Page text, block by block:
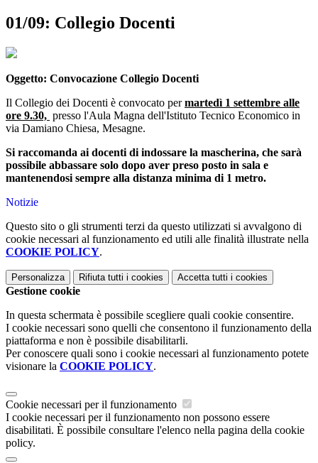
01/09: Collegio Docenti
Oggetto: Convocazione Collegio Docenti
Il Collegio dei Docenti è convocato permartedì 1 settembre alle
ore 9.30, presso l'Aula Magna dell'Istituto Tecnico Economico in
via Damiano Chiesa, Mesagne.
Si raccomanda ai docenti di indossare la mascherina, che sarà
possibile abbassare solo dopo aver preso posto in sala e
mantenendosi sempre alla distanza minima di 1 metro.
Notizie
Questo sito o gli strumenti terzi da questo utilizzati si avvalgono di
cookie necessari al funzionamento ed utili alle finalità illustrate nella
COOKIE POLICY.
Personalizza Rifiuta tutti i cookies Accetta tutti i cookies
Gestione cookie
In questa schermata è possibile scegliere quali cookie consentire.
I cookie necessari sono quelli che consentono il funzionamento della
piattaforma e non è possibile disabilitarli.
Per conoscere quali sono i cookie necessari al funzionamento potete
visionare la COOKIE POLICY.
Cookie necessari per il funzionamento
I cookie necessari per il funzionamento non possono essere
disabilitati. È possibile consultare l'elenco nella pagina della cookie
policy.